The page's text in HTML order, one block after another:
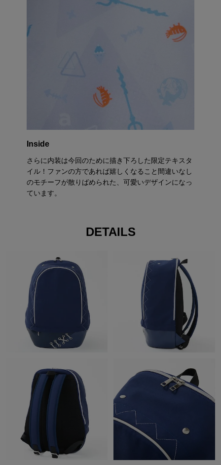
Inside
さらに内装は今回のために描き下ろした限定テキスタ
イル！ファンの方であれば嬉しくなること間違いなし
のモチーフが散りばめられた、可愛いデザインになっ
ています。
DETAILS